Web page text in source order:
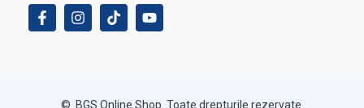
© BGS Online Shop. Toate drepturile rezervate.